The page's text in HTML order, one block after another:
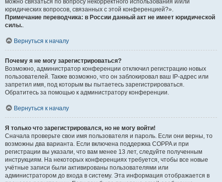
можно связаться по вопросу некорректного использования и/или
юридических вопросов, связанных с этой конференцией?».
Примечание переводчика: в России данный акт не имеет юридической
силы..
Вернуться к началу
Почему я не могу зарегистрироваться?
Возможно, администратор конференции отключил регистрацию новых
пользователей. Также возможно, что он заблокировал ваш IP-адрес или
запретил имя, под которым вы пытаетесь зарегистрироваться.
Обратитесь за помощью к администратору конференции.
Вернуться к началу
Я только что зарегистрировался, но не могу войти!
Сначала проверьте свои имя пользователя и пароль. Если они верны, то
возможны два варианта. Если включена поддержка COPPA и при
регистрации вы указали, что вам менее 13 лет, следуйте полученным
инструкциям. На некоторых конференциях требуется, чтобы все новые
учётные записи были активированы пользователями или
администратором до входа в систему. Эта информация отображается в